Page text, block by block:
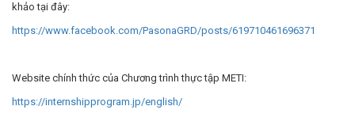
khảo tại đây:
https://www.facebook.com/PasonaGRD/posts/619710461696371
Website chính thức của Chương trình thực tập METI:
https://internshipprogram.jp/english/